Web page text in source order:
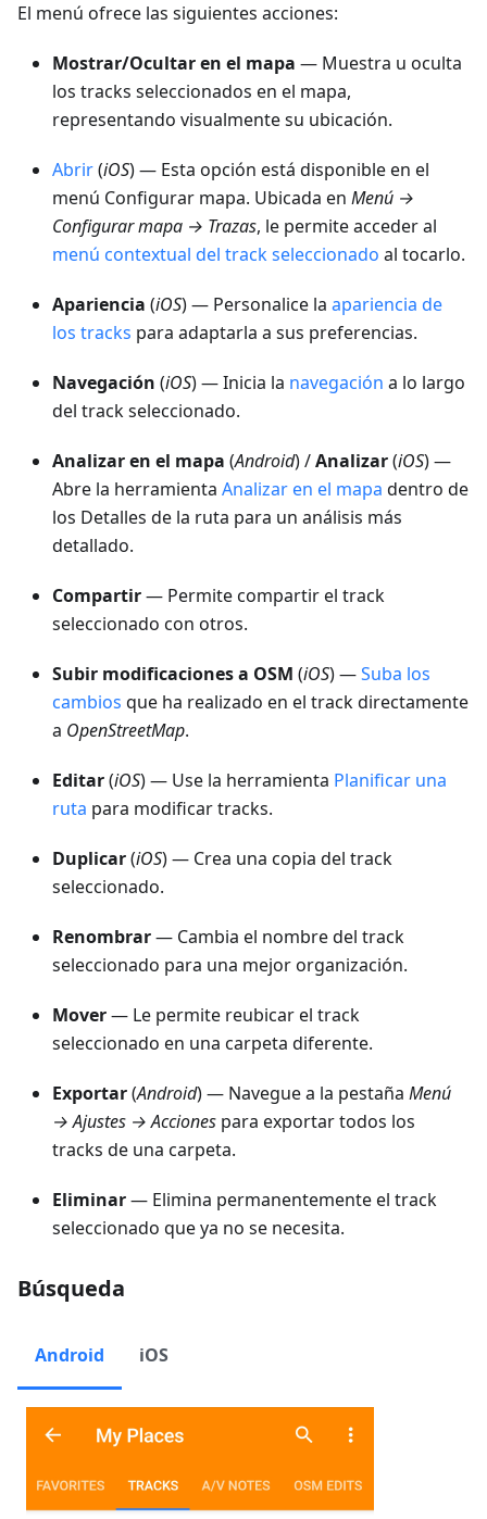
El menú ofrece las siguientes acciones:
Mostrar/Ocultar en el mapa — Muestra u oculta
los tracks seleccionados en el mapa,
representando visualmente su ubicación.
Abrir(iOS) — Esta opción está disponible en el
menú Configurar mapa. Ubicada en Menú →
Configurar mapa → Trazas, le permite acceder al
menú contextual del track seleccionado al tocarlo.
Apariencia (iOS) — Personalice la apariencia de
los tracks para adaptarla a sus preferencias.
Navegación (iOS) — Inicia la navegación a lo largo
del track seleccionado.
Analizar en el mapa (Android) /Analizar(iOS) —
Abre la herramienta Analizar en el mapa dentro de
los Detalles de la ruta para un análisis más
detallado.
Compartir— Permite compartir el track
seleccionado con otros.
Subir modificaciones a OSM (iOS) —Suba los
cambios que ha realizado en el track directamente
a OpenStreetMap.
Editar(iOS) — Use la herramienta Planificar una
ruta para modificar tracks.
Duplicar(iOS) — Crea una copia del track
seleccionado.
Renombrar— Cambia el nombre del track
seleccionado para una mejor organización.
Mover— Le permite reubicar el track
seleccionado en una carpeta diferente.
Exportar(Android) — Navegue a la pestaña Menú
→ Ajustes → Acciones para exportar todos los
tracks de una carpeta.
Eliminar— Elimina permanentemente el track
seleccionado que ya no se necesita.
Búsqueda
Android iOS